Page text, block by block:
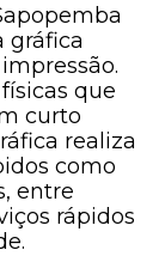
gráfica
que
curto
realiza
como
entre
rápidos